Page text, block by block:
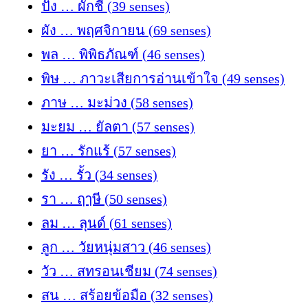
ปัง … ผักชี (39 senses)
ผัง … พฤศจิกายน (69 senses)
พล … พิพิธภัณฑ์ (46 senses)
พิษ … ภาวะเสียการอ่านเข้าใจ (49 senses)
ภาษ … มะม่วง (58 senses)
มะยม … ยัลตา (57 senses)
ยา … รักแร้ (57 senses)
รัง … รั้ว (34 senses)
รา … ฤๅษี (50 senses)
ลม … ลุนด์ (61 senses)
ลูก … วัยหนุ่มสาว (46 senses)
วัว … สทรอนเชียม (74 senses)
สน … สร้อยข้อมือ (32 senses)